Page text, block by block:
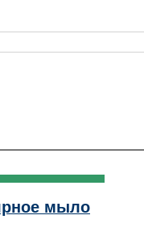
мыло